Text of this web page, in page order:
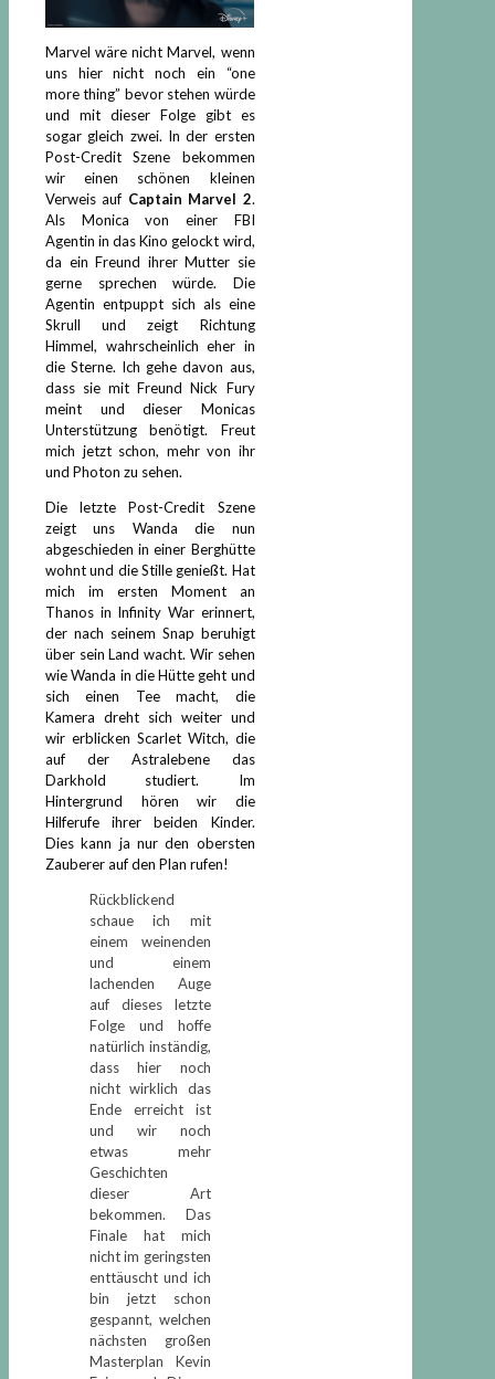
Marvel wäre nicht Marvel, wenn
uns hier nicht noch ein “one
more thing” bevor stehen würde
und mit dieser Folge gibt es
sogar gleich zwei. In der ersten
Post-Credit Szene bekommen
wir einen schönen kleinen
Verweis auf Captain Marvel 2.
Als Monica von einer FBI
Agentin in das Kino gelockt wird,
da ein Freund ihrer Mutter sie
gerne sprechen würde. Die
Agentin entpuppt sich als eine
Skrull und zeigt Richtung
Himmel, wahrscheinlich eher in
die Sterne. Ich gehe davon aus,
dass sie mit Freund Nick Fury
meint und dieser Monicas
Unterstützung benötigt. Freut
mich jetzt schon, mehr von ihr
und Photon zu sehen.
Die letzte Post-Credit Szene
zeigt uns Wanda die nun
abgeschieden in einer Berghütte
wohnt und die Stille genießt. Hat
mich im ersten Moment an
Thanos in Infinity War erinnert,
der nach seinem Snap beruhigt
über sein Land wacht. Wir sehen
wie Wanda in die Hütte geht und
sich einen Tee macht, die
Kamera dreht sich weiter und
wir erblicken Scarlet Witch, die
auf der Astralebene das
Darkhold studiert. Im
Hintergrund hören wir die
Hilferufe ihrer beiden Kinder.
Dies kann ja nur den obersten
Zauberer auf den Plan rufen!
Rückblickend
schaue ich mit
einem weinenden
und einem
lachenden Auge
auf dieses letzte
Folge und hoffe
natürlich inständig,
dass hier noch
nicht wirklich das
Ende erreicht ist
und wir noch
etwas mehr
Geschichten
dieser Art
bekommen. Das
Finale hat mich
nicht im geringsten
enttäuscht und ich
bin jetzt schon
gespannt, welchen
nächsten großen
Masterplan Kevin